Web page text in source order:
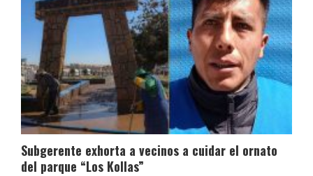
Subgerente exhorta a vecinos a cuidar el ornato
del parque “Los Kollas”